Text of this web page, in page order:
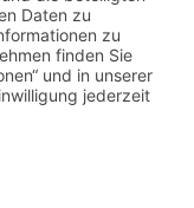
den